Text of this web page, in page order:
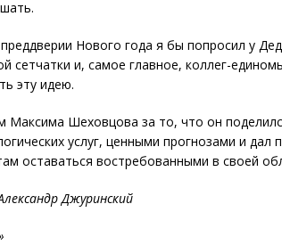
Нового года я бы попросил у
сетчатки и, самое главное, коллег-
эту идею.
Максима Шеховцова за то, что он
услуг, ценными прогнозами и дал
оставаться востребованными в своей
Джуринский